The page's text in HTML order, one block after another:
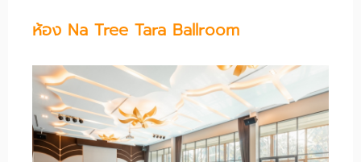
ห้อง Na Tree Tara Ballroom